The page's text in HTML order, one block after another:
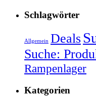
Schlagwörter
Allgemein Deals
Suche:
Rampenlager
Kategorien